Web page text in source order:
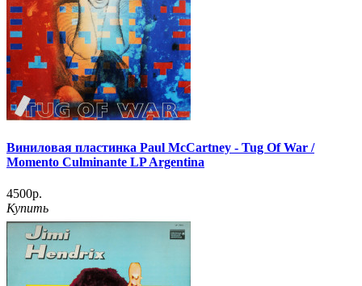
Виниловая пластинка Paul McCartney - Tug Of War /
Momento Culminante LP Argentina
4500р.
Купить